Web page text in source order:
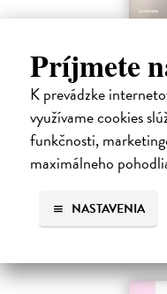
Príjmete
K prevádzke
využívame cookies
funkčnosti,
maximálneho
NASTAVENIA
Lajda Stano| Kniha
Stano Lajda je súčasný
systematicky pracoval na
čo ho inšpirovalo k
slabé…
Na sklade ?
39,90 € ?